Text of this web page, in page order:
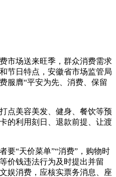
场送来旺季，群众消费需求
节日特点，安徽省市场监管局
服膺“平安为先、消费、保留
美容美发、健身、餐饮等预
的利用刻日、退款前提、让渡
“天价菜单”“消费”，购物时
价钱违法行为及时提出并留
娱消费，应核实票务消息、座